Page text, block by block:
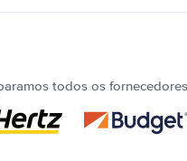
todos os